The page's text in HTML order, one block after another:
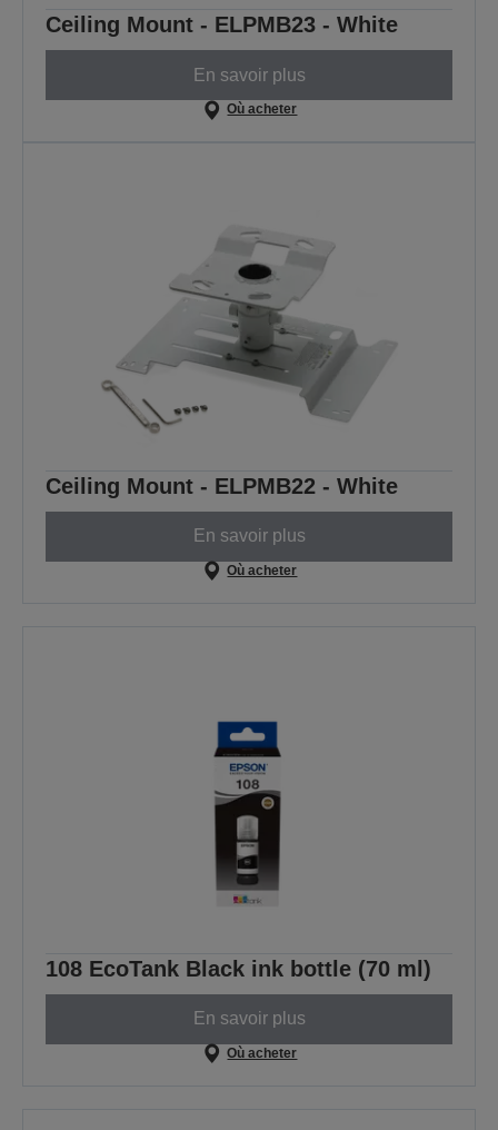
Ceiling Mount - ELPMB23 - White
En savoir plus
Où acheter
Ceiling Mount - ELPMB22 - White
En savoir plus
Où acheter
108 EcoTank Black ink bottle (70 ml)
En savoir plus
Où acheter